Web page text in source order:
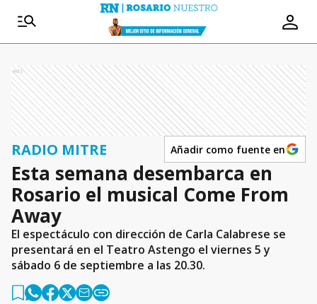
Ads
RADIO MITRE Añadir como fuente en
Esta semana desembarca en
Rosario el musical Come From
Away
El espectáculo con dirección de Carla Calabrese se
presentará en el Teatro Astengo el viernes 5 y
sábado 6 de septiembre a las 20.30.